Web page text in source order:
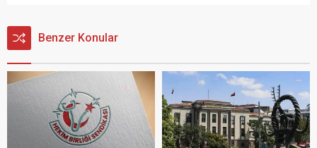
Benzer Konular